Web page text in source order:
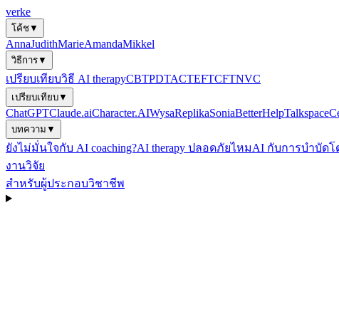
verke
โค้ช▼
AnnaJudithMarieAmandaMikkel
วิธีการ▼
เปรียบเทียบวิธี AI therapyCBTPDTACTEFTCFTNVC
เปรียบเทียบ▼
ChatGPTClaude.aiCharacter.AIWysaReplikaSoniaBetterHelpTalkspace
บทความ ▼
ยังไม่มั่นใจกับ AI coaching?AI therapy ปลอดภัยไหมAI กับการบำบัด
งานวิจัย
สำหรับผู้ประกอบวิชาชีพ